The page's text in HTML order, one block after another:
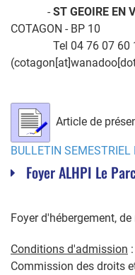
- ST GEOIRE EN
COTAGON - BP 10
Tel 04 76 07 60
(
Article de
BULLETIN SEMESTRIEL
Foyer ALHPI Le Parc
Foyer d'hébergement,
Conditions d'admission
Commission des droits